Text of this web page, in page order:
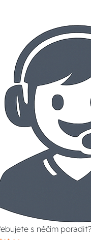
s něčím poradit?